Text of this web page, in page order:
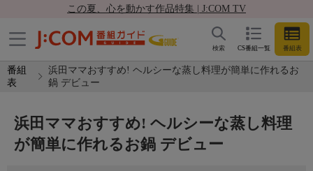
この夏、心を動かす作品特集 | J:COM TV
CS番組一覧 番組表
検索
番組
表
浜田ママおすすめ! ヘルシーな蒸し料理が簡単に作れるお
鍋 デビュー
浜田ママおすすめ! ヘルシーな蒸し料理
が簡単に作れるお鍋 デビュー